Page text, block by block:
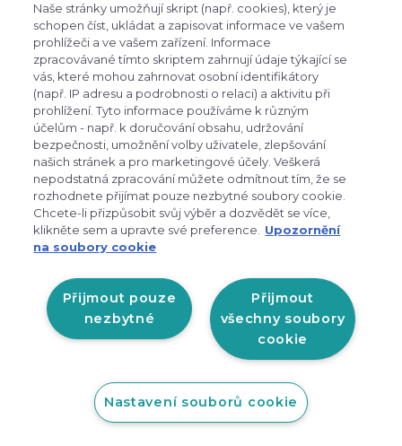
Sinner EMERALD MATTE WHITE
Novinka
snowboardové brýle navržené pro jasné a…
není skladem
Naše stránky umožňují skript (např. cookies), který je
schopen číst, ukládat a zapisovat informace ve vašem
prohlížeči a ve vašem zařízení. Informace
zpracovávané tímto skriptem zahrnují údaje týkající se
vás, které mohou zahrnovat osobní identifikátory
(např. IP adresu a podrobnosti o relaci) a aktivitu při
prohlížení. Tyto informace používáme k různým
účelům - např. k doručování obsahu, udržování
bezpečnosti, umožnění volby uživatele, zlepšování
našich stránek a pro marketingové účely. Veškerá
nepodstatná zpracování můžete odmítnout tím, že se
rozhodnete přijímat pouze nezbytné soubory cookie.
Chcete-li přizpůsobit svůj výběr a dozvědět se více,
klikněte sem a upravte své preference.
Upozornění
na soubory cookie
Přijmout
všechny soubory
cookie
Přijmout pouze
nezbytné
Nastavení souborů cookie